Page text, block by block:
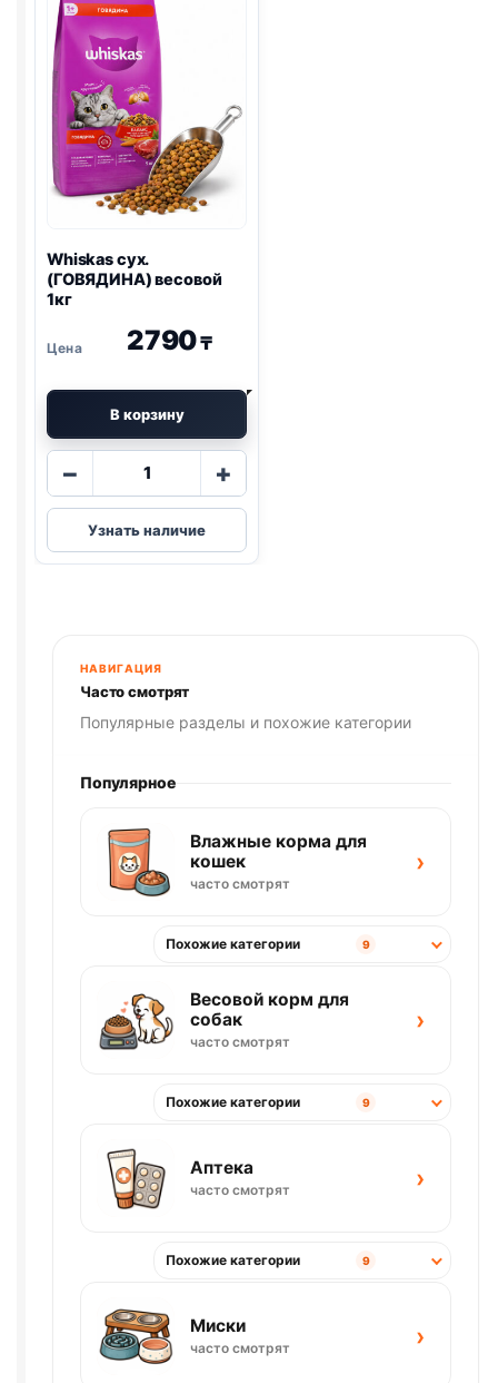
ШЕРСТИ,
ЛОСОСЬ)
весовой
1кг
Whiskas сух.
(ГОВЯДИНА) весовой
1кг
2790₸
В корзину
−
Количество
Whiskas
сух.
(ГОВЯДИНА)
+
Узнать наличие
НАВИГАЦИЯ
Часто смотрят
Популярные разделы и похожие категории
Популярное
Влажные корма для
кошек
часто смотрят
›
Похожие категории 9
Весовой корм для
собак
часто смотрят
›
Похожие категории 9
Аптека
часто смотрят ›
Похожие категории 9
Миски
часто смотрят ›